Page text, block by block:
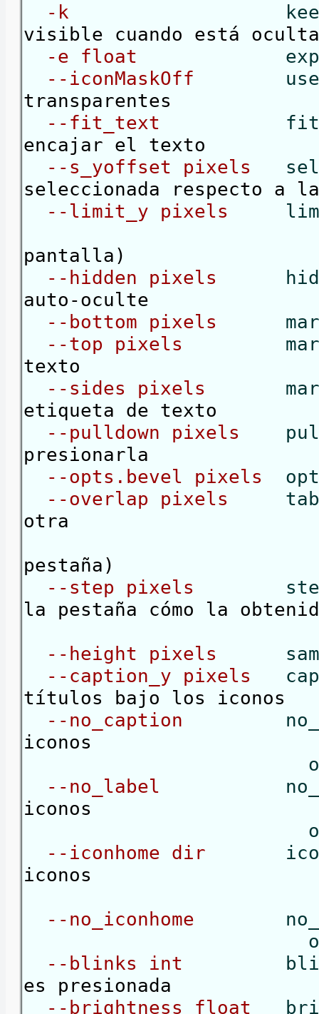
-k
visible cuando está oculta
-e float
--iconMaskOff
transparentes
--fit_text
encajar el texto
--s_yoffset pixels
seleccionada respecto a
--limit_y pixels
pantalla)
--hidden pixels
auto-oculte
--bottom pixels
--top pixels
texto
--sides pixels
etiqueta de texto
--pulldown pixels
presionarla
--opts.bevel pixels
--overlap pixels
otra
pestaña)
--step pixels
la pestaña cómo la
--height pixels
--caption_y pixels
títulos bajo los iconos
--no_caption
iconos
--no_label
iconos
o
--iconhome dir
iconos
--no_iconhome
--blinks int
es presionada
--brightness float